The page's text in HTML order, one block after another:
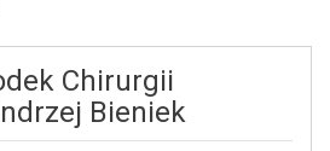
Chirurgii
Bieniek